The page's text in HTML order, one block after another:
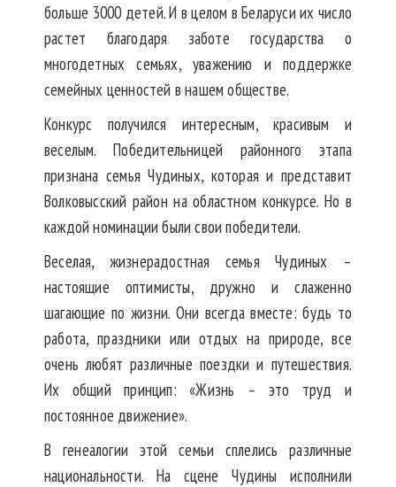
больше 3000 детей. И в целом в Беларуси их число
растет благодаря заботе государства о
многодетных семьях, уважению и поддержке
семейных ценностей в нашем обществе.
Конкурс получился интересным, красивым и
веселым. Победительницей районного этапа
признана семья Чудиных, которая и представит
Волковысский район на областном конкурсе. Но в
каждой номинации были свои победители.
Веселая, жизнерадостная семья Чудиных –
настоящие оптимисты, дружно и слаженно
шагающие по жизни. Они всегда вместе: будь то
работа, праздники или отдых на природе, все
очень любят различные поездки и путешествия.
Их общий принцип: «Жизнь – это труд и
постоянное движение».
В генеалогии этой семьи сплелись различные
национальности. На сцене Чудины исполнили